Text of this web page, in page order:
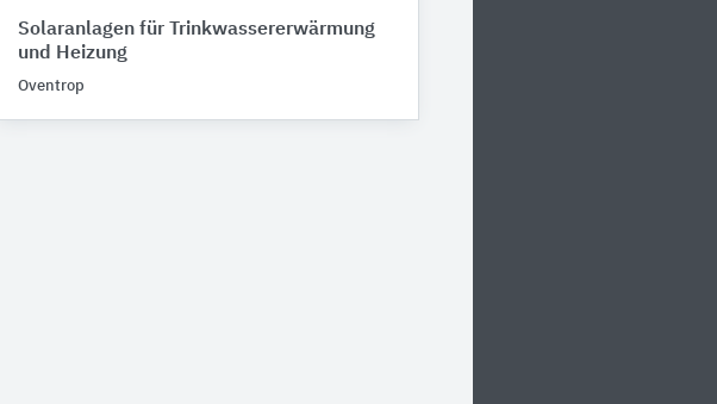
Solaranlagen für Trinkwassererwärmung
und Heizung
Oventrop